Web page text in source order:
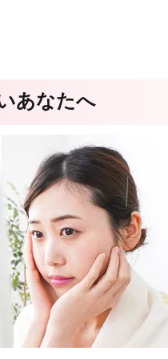
あなたへ